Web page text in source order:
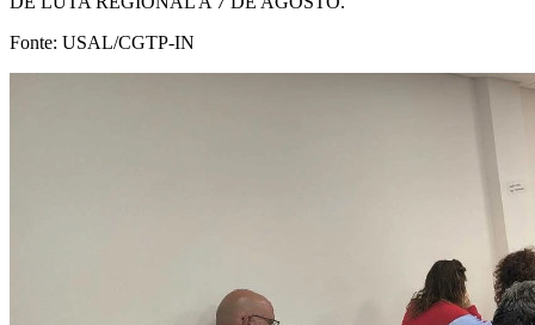
Fonte: USAL/CGTP-IN